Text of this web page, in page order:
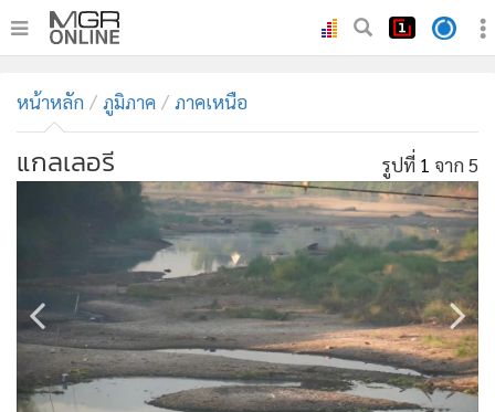
ทันเหตุการณ์
• ภาคใต้
• ภูมิภาค
Online Section
ผู้จัดการรายวัน
คอลัมนิสต์
• ละคร
• CbizReview
หน้าหลัก ภูมิภาค ภาคเหนือ
แกลเลอรี รูปที่ 1 จาก 5